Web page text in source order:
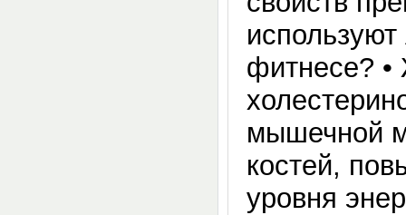
фитнесе?
мышечной
костей,
уровня